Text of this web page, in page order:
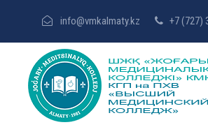
info@vmkalmaty.kz +7 (727)